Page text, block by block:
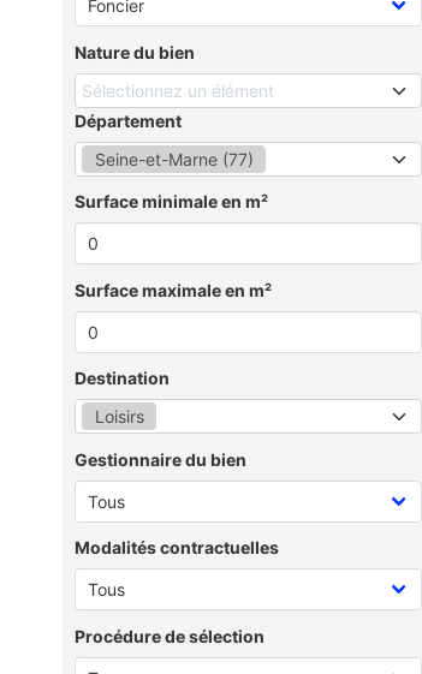
Nature du bien
Sélectionnez un élément
Département
Seine-et-Marne (77)
Surface minimale en m²
Surface maximale en m²
Destination
Loisirs
Gestionnaire du bien
Modalités contractuelles
Procédure de sélection